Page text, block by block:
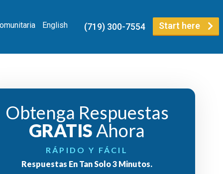
English Start here
(719) 300-7554
Obtenga Respuestas
GRATIS Ahora
RÁPIDO Y FÁCIL
Respuestas En Tan Solo 3 Minutos.